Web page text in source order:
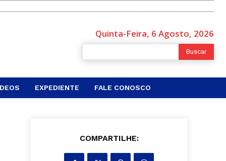
Quinta-Feira, 6 Agosto, 2026
Buscar
EXPEDIENTE FALE CONOSCO
COMPARTILHE: